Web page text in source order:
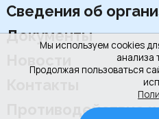
Мы используем cookies
анализа
Продолжая пользоваться
Сведения об
Документы
Противодействие